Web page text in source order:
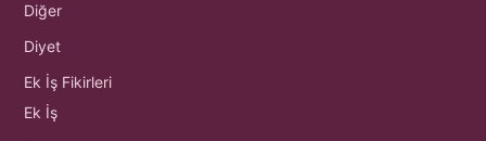
Diğer
Diyet
Ek İş Fikirleri
Ek İş